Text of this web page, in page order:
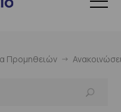
Προμηθειών